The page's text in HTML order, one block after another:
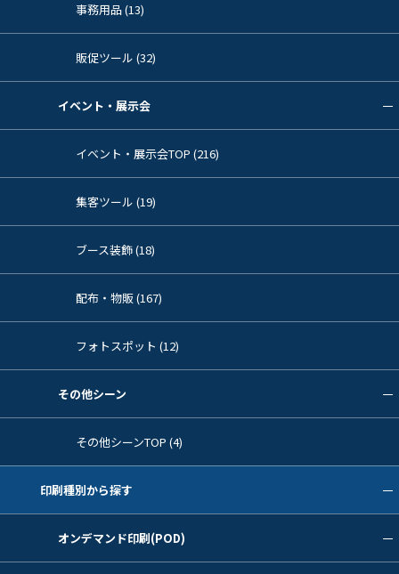
事務用品 (13)
販促ツール (32)
イベント・展示会
イベント・展示会TOP (216)
集客ツール (19)
ブース装飾 (18)
配布・物販 (167)
フォトスポット (12)
その他シーン
その他シーンTOP (4)
印刷種別から探す
オンデマンド印刷(POD)